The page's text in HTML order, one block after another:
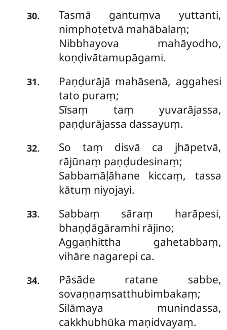
30.
Tasmā gantuṃva yuttanti,
nimphoṭetvā mahābalaṃ;
Nibbhayova mahāyodho,
koṇḍivātamupāgami.
31.
Paṇḍurājā mahāsenā, aggahesi
tato puraṃ;
Sīsaṃ taṃ yuvarājassa,
paṇḍurājassa dassayuṃ.
32.
So taṃ disvā ca jhāpetvā,
rājūnaṃ paṇḍudesinaṃ;
Sabbamāḷāhane kiccaṃ, tassa
kātuṃ niyojayi.
33.
Sabbaṃ sāraṃ harāpesi,
bhaṇḍāgāramhi rājino;
Aggaṇhittha gahetabbaṃ,
vihāre nagarepi ca.
34.
Pāsāde ratane sabbe,
sovaṇṇaṃsatthubimbakaṃ;
Silāmaya munindassa,
cakkhubhūka maṇidvayaṃ.